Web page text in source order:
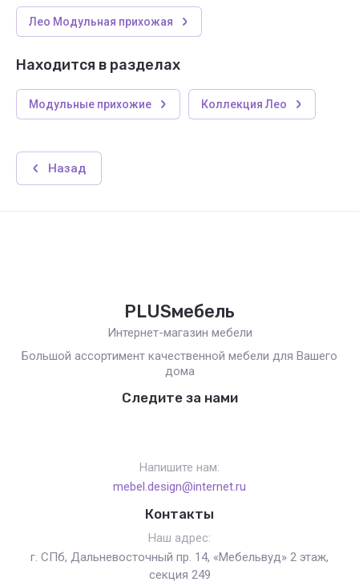
Лео Модульная прихожая
Находится в разделах
Модульные прихожие Коллекция Лео
Назад
PLUSмебель
Интернет-магазин мебели
Большой ассортимент качественной мебели для Вашего
дома
Следите за нами
Напишите нам:
mebel.design@internet.ru
Контакты
Наш адрес:
г. СПб, Дальневосточный пр. 14, «Мебельвуд» 2 этаж,
секция 249